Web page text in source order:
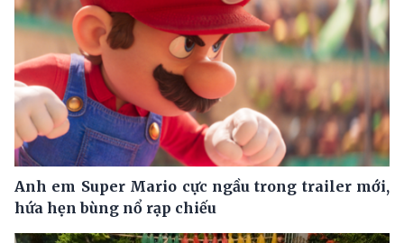
Anh em Super Mario cực ngầu trong trailer mới,
hứa hẹn bùng nổ rạp chiếu